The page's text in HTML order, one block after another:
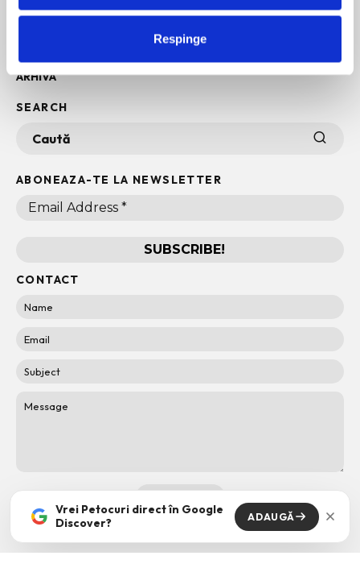
Respinge
POLITICA DE CONFIDENTIALITATE
INFO + TERMENI SI CONDITII
ARHIVA
SEARCH
ABONEAZA-TE LA NEWSLETTER
CONTACT
Vrei Petocuri direct în Google
Discover?
ADAUGĂ